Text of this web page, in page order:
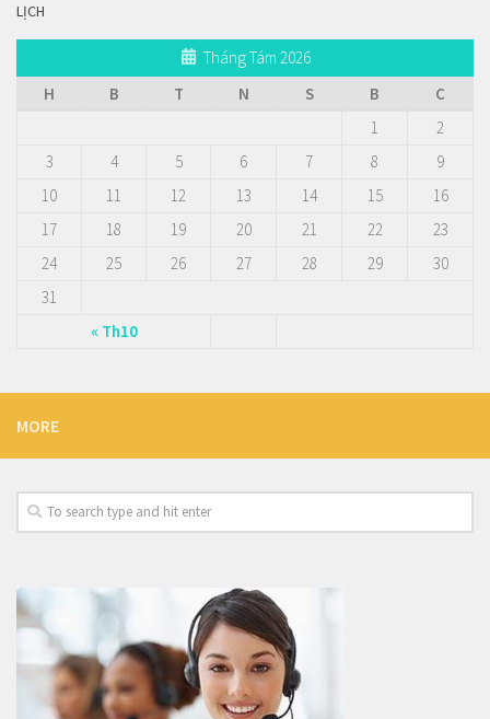
LỊCH
Tháng Tám 2026
H
B T N S B C
« Th10
1
2
3
4 5 6 7 8
9
10
11 12 13 14 15
16
17
18 19 20 21 22
23
24
25 26 27 28 29
30
31
MORE